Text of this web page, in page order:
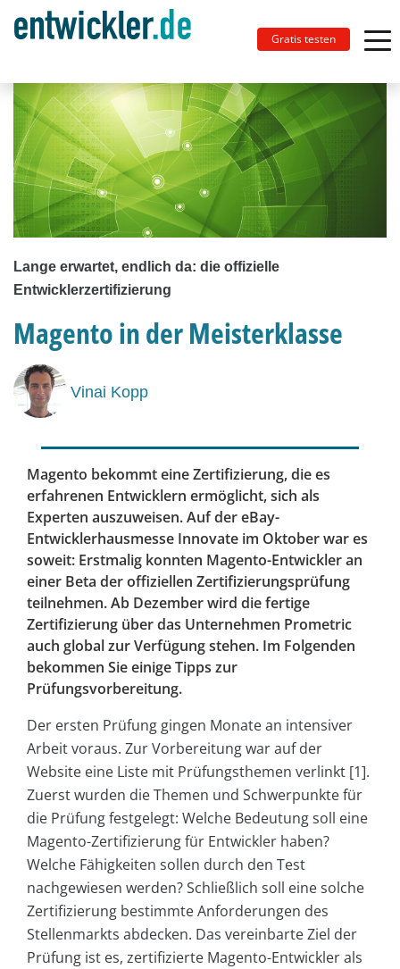
Gratis testen
Lange erwartet, endlich da: die offizielle
Entwicklerzertifizierung
Magento in der Meisterklasse
Vinai Kopp
Magento bekommt eine Zertifizierung, die es
erfahrenen Entwicklern ermöglicht, sich als
Experten auszuweisen. Auf der eBay-
Entwicklerhausmesse Innovate im Oktober war es
soweit: Erstmalig konnten Magento-Entwickler an
einer Beta der offiziellen Zertifizierungsprüfung
teilnehmen. Ab Dezember wird die fertige
Zertifizierung über das Unternehmen Prometric
auch global zur Verfügung stehen. Im Folgenden
bekommen Sie einige Tipps zur
Prüfungsvorbereitung.
Der ersten Prüfung gingen Monate an intensiver
Arbeit voraus. Zur Vorbereitung war auf der
Website eine Liste mit Prüfungsthemen verlinkt [1].
Zuerst wurden die Themen und Schwerpunkte für
die Prüfung festgelegt: Welche Bedeutung soll eine
Magento-Zertifizierung für Entwickler haben?
Welche Fähigkeiten sollen durch den Test
nachgewiesen werden? Schließlich soll eine solche
Zertifizierung bestimmte Anforderungen des
Stellenmarkts abdecken. Das vereinbarte Ziel der
Prüfung ist es, zertifizierte Magento-Entwickler als